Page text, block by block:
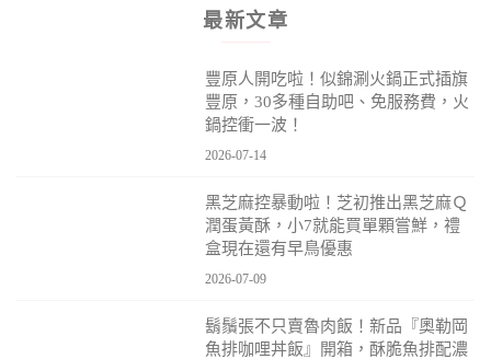
最新文章
豐原人開吃啦！似錦涮火鍋正式插旗
豐原，30多種自助吧、免服務費，火
鍋控衝一波！
2026-07-14
黑芝麻控暴動啦！芝初推出黑芝麻Ｑ
潤蛋黃酥，小7就能買單顆嘗鮮，禮
盒現在還有早鳥優惠
2026-07-09
鬍鬚張不只賣魯肉飯！新品『奧勒岡
魚排咖哩丼飯』開箱，酥脆魚排配濃